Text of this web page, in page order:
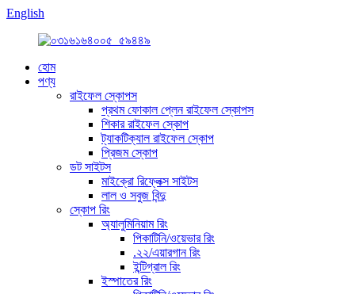
English
হোম
পণ্য
রাইফেল স্কোপস
প্রথম ফোকাল প্লেন রাইফেল স্কোপস
শিকার রাইফেল স্কোপ
ট্যাকটিক্যাল রাইফেল স্কোপ
প্রিজম স্কোপ
ডট সাইটস
মাইক্রো রিফ্লেক্স সাইটস
লাল ও সবুজ বিন্দু
স্কোপ রিং
অ্যালুমিনিয়াম রিং
পিকাটিনি/ওয়েভার রিং
.২২/এয়ারগান রিং
ইন্টিগ্রাল রিং
ইস্পাতের রিং